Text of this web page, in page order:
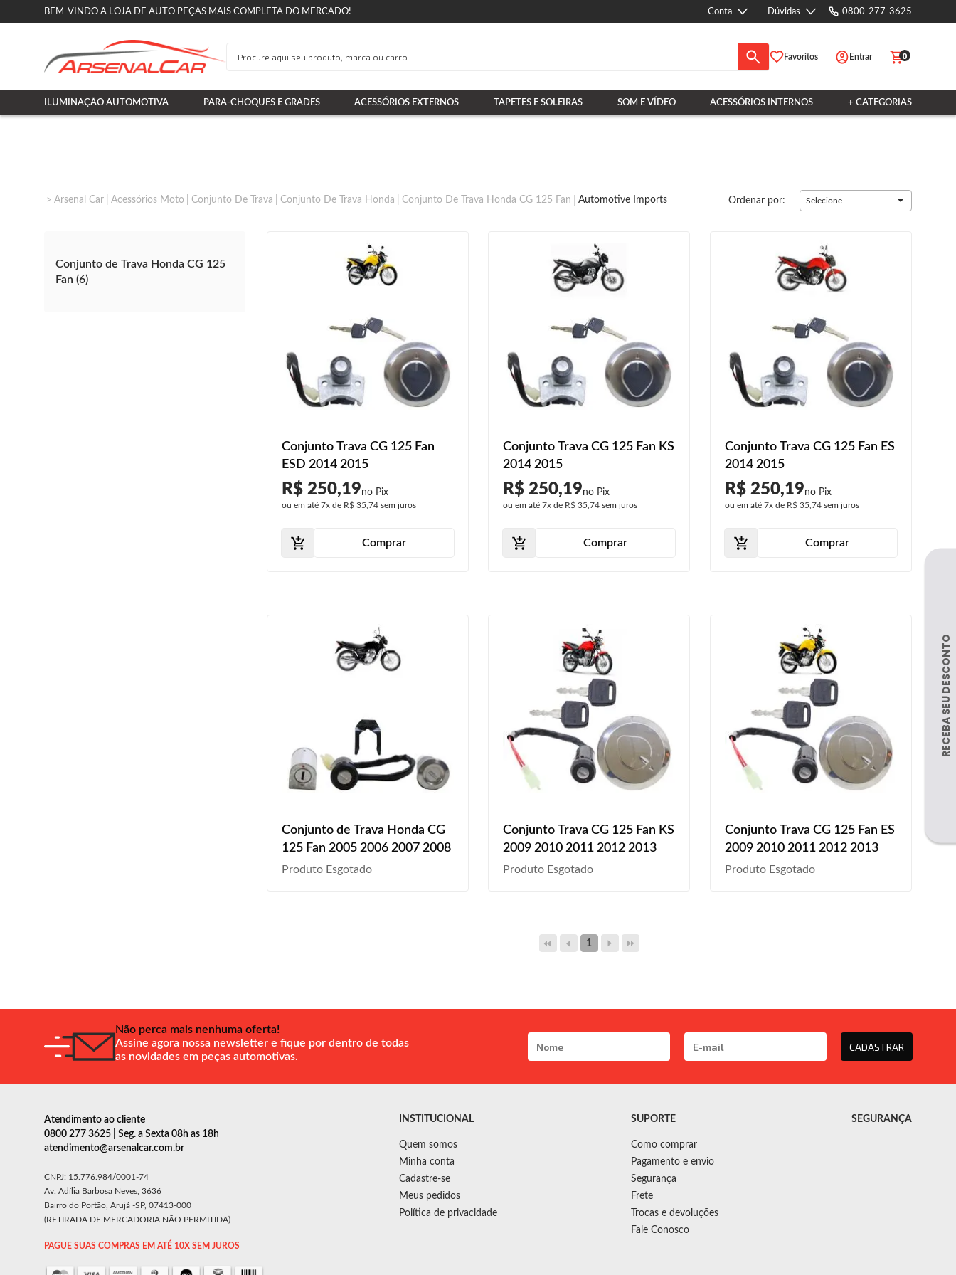
BEM-VINDO A LOJA DE AUTO PEÇAS MAIS COMPLETA DO MERCADO! Conta Dúvidas 0800-277-3625
Favoritos Entrar 0
ILUMINAÇÃO AUTOMOTIVA PARA-CHOQUES E GRADES ACESSÓRIOS EXTERNOS TAPETES E SOLEIRAS SOM E VÍDEO ACESSÓRIOS INTERNOS + CATEGORIAS
Arsenal Car Acessórios Moto Conjunto De Trava Conjunto De Trava Honda Conjunto De Trava Honda CG 125 Fan Automotive Imports Ordenar por: Selecione
Conjunto de Trava Honda CG 125
Fan (6)
Conjunto Trava CG 125 Fan
ESD 2014 2015
R$ 250,19
ou em até 7xde R$ 35,74sem juros
Comprar
Conjunto Trava CG 125 Fan KS
2014 2015
R$ 250,19
ou em até7x de R$ 35,74 sem juros
Comprar
Conjunto Trava CG 125 Fan ES
2014 2015
R$ 250,19
ou em até 7xde R$ 35,74sem juros
Comprar
Conjunto de Trava Honda CG
125 Fan 2005 2006 2007 2008
Produto Esgotado
Conjunto Trava CG 125 Fan KS
2009 2010 2011 2012 2013
Produto Esgotado
Conjunto Trava CG 125 Fan ES
2009 2010 2011 2012 2013
Produto Esgotado
1
Não perca mais nenhuma oferta!
Assine agora nossa newsletter e fique por dentro de todas
as novidades em peças automotivas.
CADASTRAR
Atendimento ao cliente
0800 277 3625 | Seg. a Sexta 08h as 18h
atendimento@arsenalcar.com.br
CNPJ: 15.776.984/0001-74
Av. Adília Barbosa Neves, 3636
Bairro do Portão, Arujá -SP, 07413-000
(RETIRADA DE MERCADORIA NÃO PERMITIDA)
PAGUE SUAS COMPRAS EM ATÉ 10X SEM JUROS
INSTITUCIONAL
Quem somos
Minha conta
Cadastre-se
Meus pedidos
Política de privacidade
SUPORTE
Como comprar
Pagamento e envio
Segurança
Frete
Trocas e devoluções
Fale Conosco
SEGURANÇA